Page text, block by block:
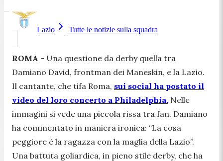
Lazio Tutte le notizie sulla squadra
ROMA - Una questione da derby quella tra
Damiano David, frontman dei Maneskin, e la Lazio.
Il cantante, che tifa Roma, sui social ha postato il
video del loro concerto a Philadelphia. Nelle
immagini si vede una piccola rissa tra fan. Damiano
ha commentato in maniera ironica: “La cosa
peggiore è la ragazza con la maglia della Lazio”.
Una battuta goliardica, in pieno stile derby, che ha